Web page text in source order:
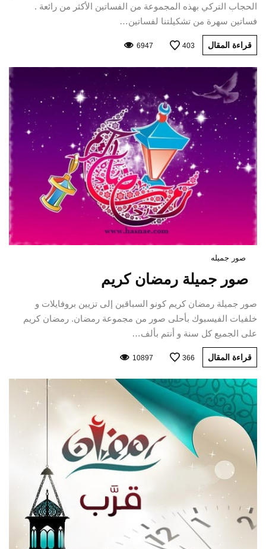
الحجاب التركي بهذه المجموعة من الفساتين الأكثر من رائعة .
فساتين سهرة من تشكيلتنا لفساتين…
قراءة المقال 403
6947
صور جميله
صور جميلة رمضان كريم
صور جميلة رمضان كريم كونو السباقين إلى تزيين بروفايلات و
خلفيات الفيسبوك بأحلى صور من مجموعة رمضان. رمضان كريم
على الجميع كل سنة و أنتم بألف…
قراءة المقال 366
10897